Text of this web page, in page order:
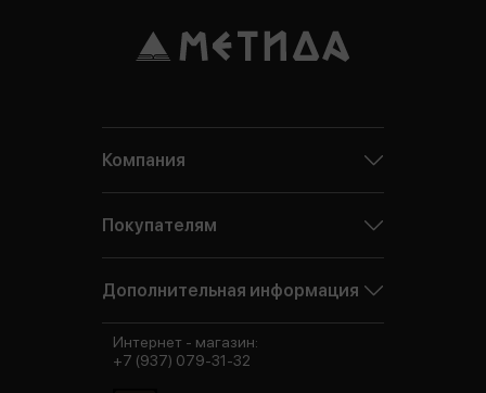
Компания
Покупателям
Дополнительная информация
Интернет - магазин:
+7 (937) 079-31-32